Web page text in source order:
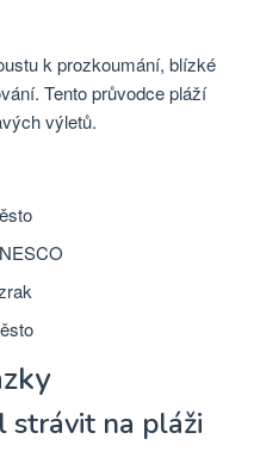
k prozkoumání, blízké
Tento průvodce pláží
výletů.
strávit na pláži